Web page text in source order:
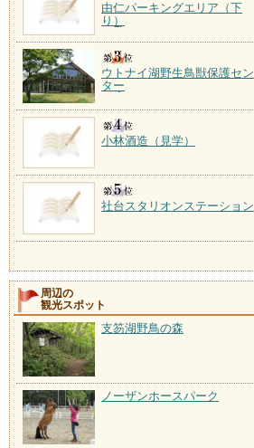
由仁パーキングエリア（下
り）
ウトナイ湖野生鳥獣保護セン
ター
小林酒造（見学）
社台スタリオンステーション
周辺の
観光スポット
支笏湖野鳥の森
ノーザンホースパーク